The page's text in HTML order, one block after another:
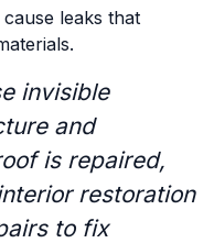
leaks that
invisible
and
is repaired,
restoration
to fix